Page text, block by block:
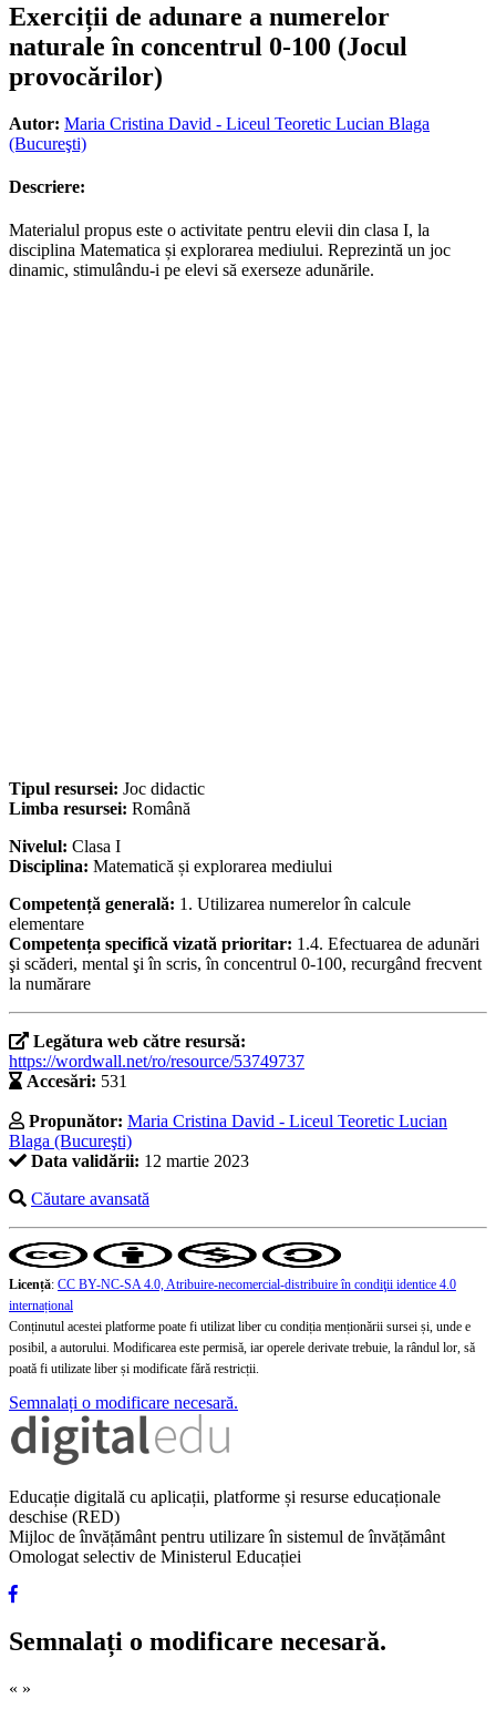
Exerciții de adunare a numerelor
naturale în concentrul 0-100 (Jocul
provocărilor)
Autor: Maria Cristina David - Liceul Teoretic Lucian Blaga
(Bucureşti)
Descriere:
Materialul propus este o activitate pentru elevii din clasa I, la
disciplina Matematica și explorarea mediului. Reprezintă un joc
dinamic, stimulându-i pe elevi să exerseze adunările.
Tipul resursei: Joc didactic
Limba resursei: Română
Nivelul: Clasa I
Disciplina: Matematică și explorarea mediului
Competență generală: 1. Utilizarea numerelor în calcule
elementare
Competența specifică vizată prioritar: 1.4. Efectuarea de adunări
şi scăderi, mental şi în scris, în concentrul 0-100, recurgând frecvent
la numărare
Legătura web către resursă:
https://wordwall.net/ro/resource/53749737
Accesări: 531
Propunător: Maria Cristina David - Liceul Teoretic Lucian
Blaga (Bucureşti)
Data validării: 12 martie 2023
Căutare avansată
Licență: CC BY-NC-SA 4.0, Atribuire-necomercial-distribuire în condiţii identice 4.0
internațional
Conținutul acestei platforme poate fi utilizat liber cu condiția menționării sursei și, unde e
posibil, a autorului. Modificarea este permisă, iar operele derivate trebuie, la rândul lor, să
poată fi utilizate liber și modificate fără restricții.
Semnalați o modificare necesară.
Educație digitală cu aplicații, platforme și resurse educaționale
deschise (RED)
Mijloc de învățământ pentru utilizare în sistemul de învățământ
Omologat selectiv de Ministerul Educației
Semnalați o modificare necesară.
« »